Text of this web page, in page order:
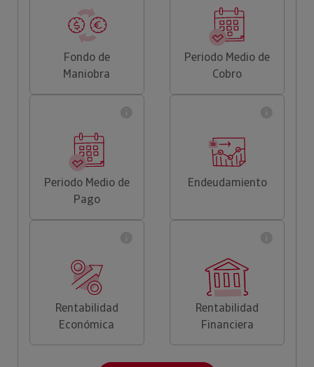
Fondo de
Maniobra
Periodo Medio de
Cobro
Periodo Medio de
Pago
Endeudamiento
Rentabilidad
Económica
Rentabilidad
Financiera